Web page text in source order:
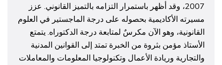
2007، وقد أظهر باستمرار التزامه بالتميز القانوني. عزز
مسيرته الأكاديمية بحصوله على درجة الماجستير في العلوم
القانونية، وهو الآن مكرسٌ لمتابعة درجة الدكتوراه. يتمتع
الأستاذ مؤمن بثروة من الخبرة تمتد إلى القوانين المدنية
والتجارية وريادة الأعمال وتكنولوجيا المعلومات والمعاملات